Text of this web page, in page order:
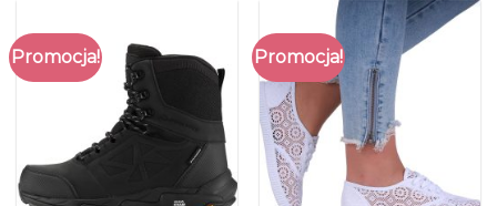
Promocja! Promocja!